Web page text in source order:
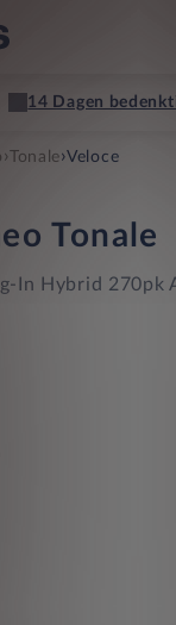
14 Dagen
› Tonale›Veloce
Tonale
In Hybrid 270pk